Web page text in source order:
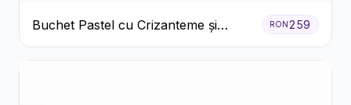
Buchet Pastel cu Crizanteme și
Garoafe
RON259